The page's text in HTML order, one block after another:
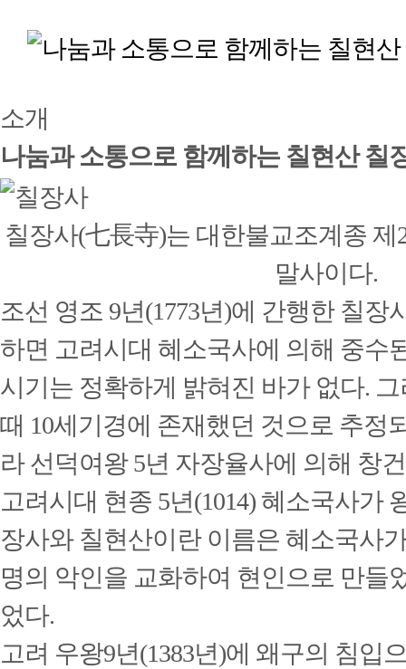
소개
나눔과 소통으로 함께하는 칠현산 칠
칠장사(七長寺)는 대한불교조계종
말사이다.
조선 영조 9년(1773년)에 간행한 칠장
하면 고려시대 혜소국사에 의해 중수
시기는 정확하게 밝혀진 바가 없다.
때 10세기경에 존재했던 것으로 추정
라 선덕여왕 5년 자장율사에 의해 창
고려시대 현종 5년(1014) 혜소국사가
장사와 칠현산이란 이름은 혜소국사
명의 악인을 교화하여 현인으로 만들
었다.
고려 우왕9년(1383년)에 왜구의 침입